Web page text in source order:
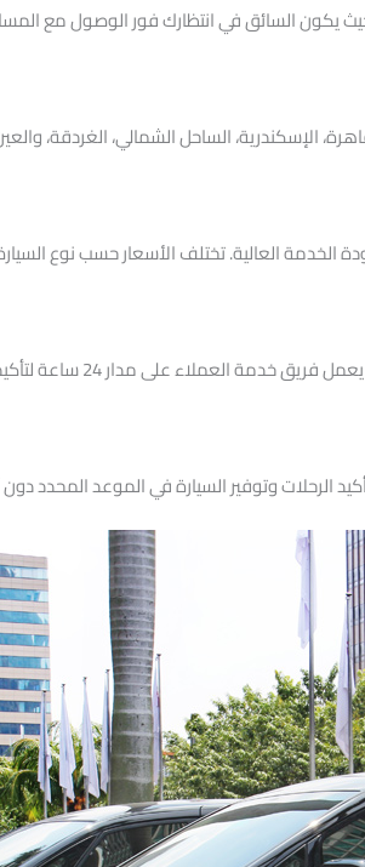
السائق في انتظارك فور الوصول مع
الساحل الشمالي، الغردقة،
الخدمة العالية. تختلف الأسعار حسب نوع
في أي وقت طوال
وتوفير السيارة في الموعد المحدد دون